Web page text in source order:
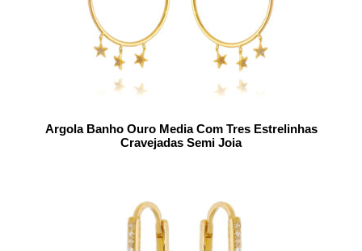
Argola Banho Ouro Media Com Tres Estrelinhas
Cravejadas Semi Joia